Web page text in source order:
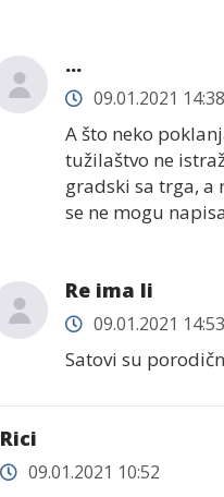
...
09.01.2021 14:38
A što neko
tužilaštvo ne
gradski sa trga, a
se ne mogu
Re ima li
09.01.2021 14:53
Satovi su
Rici
09.01.2021 10:52